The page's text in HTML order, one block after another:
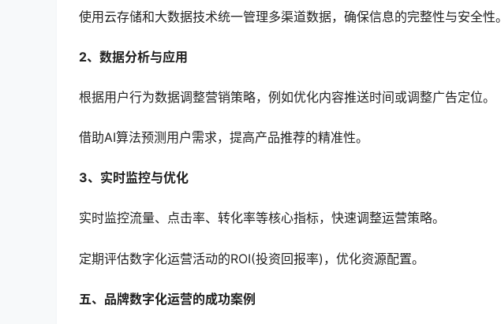
使用云存储和大数据技术统一管理多渠道数据，确保信息的完整性与安全性。
2、数据分析与应用
根据用户行为数据调整营销策略，例如优化内容推送时间或调整广告定位。
借助AI算法预测用户需求，提高产品推荐的精准性。
3、实时监控与优化
实时监控流量、点击率、转化率等核心指标，快速调整运营策略。
定期评估数字化运营活动的ROI(投资回报率)，优化资源配置。
五、品牌数字化运营的成功案例